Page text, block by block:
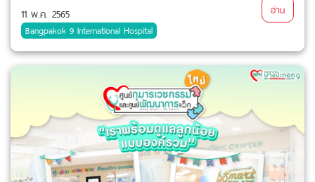
11 พ.ค. 2565
Bangpakok 9 International Hospital
อ่าน